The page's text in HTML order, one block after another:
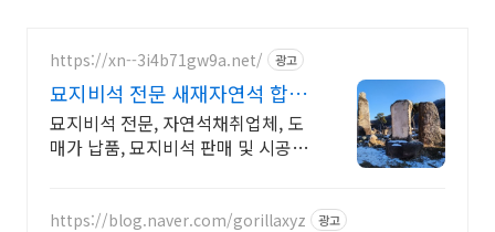
https://xn--3i4b71gw9a.net/ 광고
묘지비석 전문 새재자연석 합리
적인 가격으로 전국 납품
묘지비석 전문, 자연석채취업체, 도
매가 납품, 묘지비석 판매 및 시공 전
https://blog.naver.com/gorillaxyz 광고